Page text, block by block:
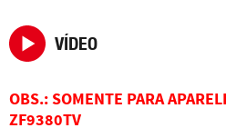
VÍDEO
OBS.: SOMENTE PARA
ZF9380TV